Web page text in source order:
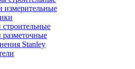
измерительные
Stanley